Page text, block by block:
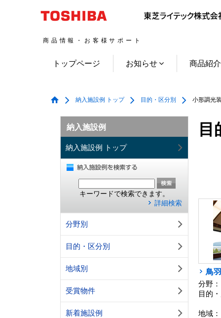
商品情報・お客様サポート
トップページ お知らせ 商品紹介
納入施設例 トップ 目的・区分別 小形調光
納入施設例
納入施設例 トップ
キーワードで検索できます。
詳細検索
分野別
目的・区分別
地域別
受賞物件
新着施設例
鳥
分野：
目的
地域：